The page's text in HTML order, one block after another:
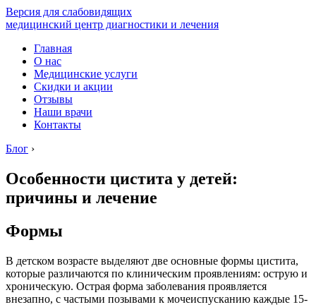
Версия для слабовидящих
медицинский центр диагностики и лечения
Главная
О нас
Медицинские услуги
Скидки и акции
Отзывы
Наши врачи
Контакты
Блог ›
Особенности цистита у детей:
причины и лечение
Формы
В детском возрасте выделяют две основные формы цистита,
которые различаются по клиническим проявлениям: острую и
хроническую. Острая форма заболевания проявляется
внезапно, с частыми позывами к мочеиспусканию каждые 15-